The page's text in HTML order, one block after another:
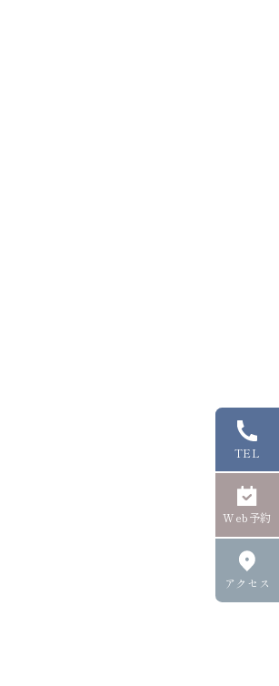
TEL
Web予約
アクセス